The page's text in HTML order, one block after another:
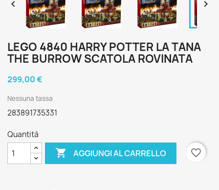
 
LEGO 4840 HARRY POTTER LA TANA
THE BURROW SCATOLA ROVINATA
299,00 €
Nessuna tassa
283891735331
Quantità
 AGGIUNGI AL CARRELLO favorite_border